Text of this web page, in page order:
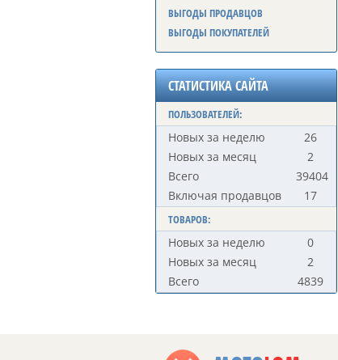
ВЫГОДЫ ПРОДАВЦОВ
ВЫГОДЫ ПОКУПАТЕЛЕЙ
СТАТИСТИКА САЙТА
ПОЛЬЗОВАТЕЛЕЙ:
Новых за неделю
26
Новых за месяц
2
Всего
39404
Включая продавцов
17
ТОВАРОВ:
Новых за неделю
0
Новых за месяц
2
Всего
4839